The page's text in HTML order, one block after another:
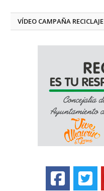
VÍDEO CAMPAÑA RECICLAJE